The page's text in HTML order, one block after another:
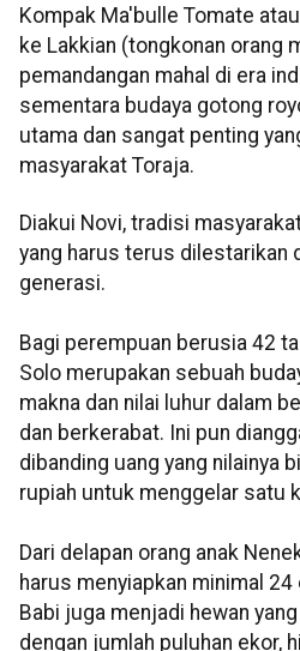
Kompak Ma'bulle Tomate
ke Lakkian (tongkonan orang
pemandangan mahal di era
sementara budaya gotong
utama dan sangat penting
masyarakat Toraja.
Diakui Novi, tradisi
yang harus terus dilestarikan
generasi.
Bagi perempuan berusia 42
Solo merupakan sebuah
makna dan nilai luhur dalam
dan berkerabat. Ini pun
dibanding uang yang nilainya
rupiah untuk menggelar satu
Dari delapan orang anak
harus menyiapkan minimal
Babi juga menjadi hewan
dengan jumlah puluhan ekor,